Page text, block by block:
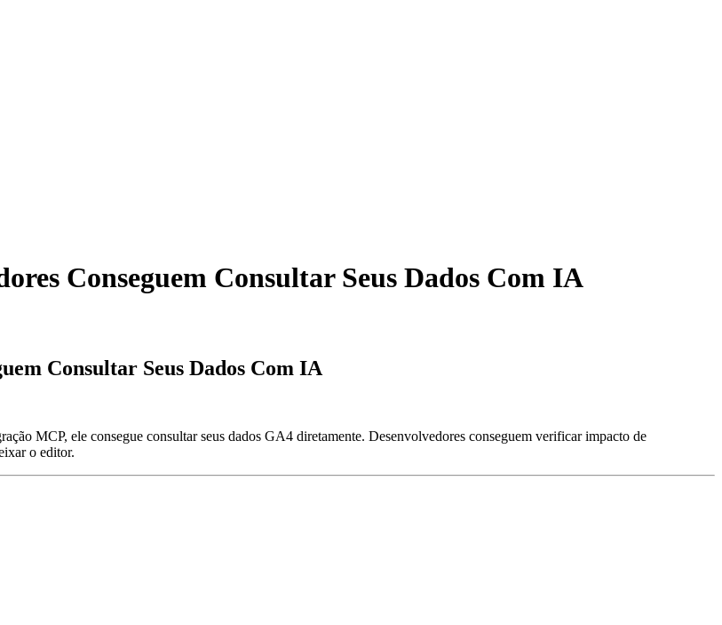
Conseguem Consultar Seus Dados Com IA
Consultar Seus Dados Com IA
MCP, ele consegue consultar seus dados GA4 diretamente. Desenvolvedores conseguem verificar impacto de
o editor.